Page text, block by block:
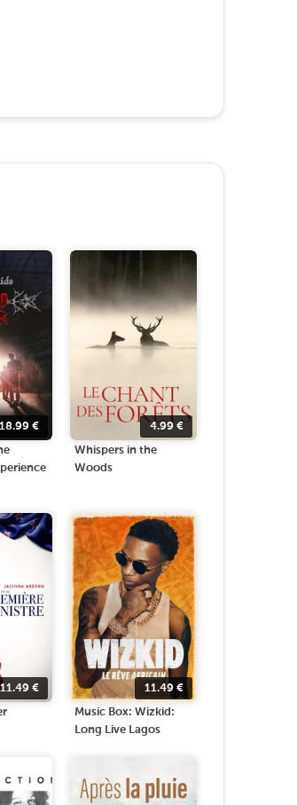
18.99 € 4.99€
Whispers in the
Woods
11.49 € 11.49€
Music Box: Wizkid:
Long Live Lagos